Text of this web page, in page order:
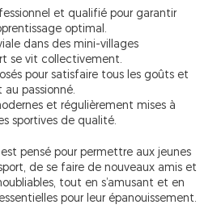
et qualifié pour garantir
optimal.
dans des mini-villages
se vit collectivement.
pour satisfaire tous les goûts et
passionné.
et régulièrement mises à
sportives de qualité.
est pensé pour permettre aux jeunes
de se faire de nouveaux amis et
tout en s’amusant et en
pour leur épanouissement.